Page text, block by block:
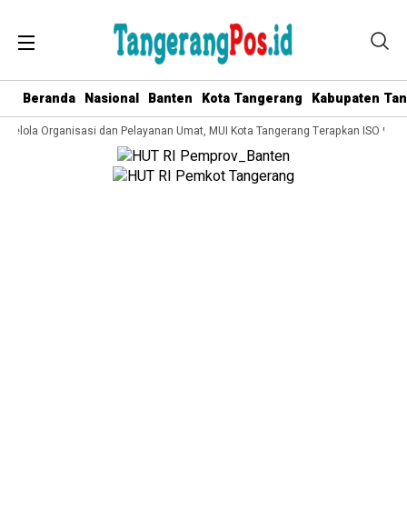
Beranda Nasional Banten Kota Tangerang Kabupaten
Organisasi dan Pelayanan Umat, MUI Kota Tangerang Terapkan ISO